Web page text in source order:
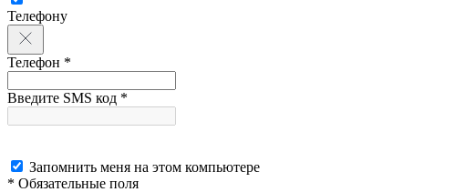
Телефону
Телефон *
Введите SMS код *
Запомнить меня на этом компьютере
* Обязательные поля